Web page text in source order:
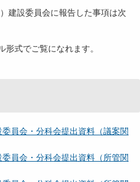
建設委員会に報告した事項は次
式でご覧になれます。
員会・分科会提出資料（議案関
員会・分科会提出資料（所管関